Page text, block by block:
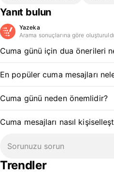
Yanıt bulun
Yazeka
Arama sonuçlarına göre
Cuma günü için dua önerileri
En popüler cuma mesajları
Cuma günü neden önemlidir?
Cuma mesajları nasıl
Trendler